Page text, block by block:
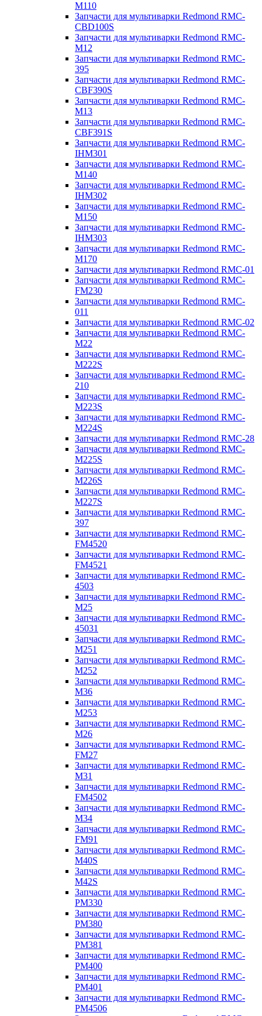
M110
Запчасти для мультиварки Redmond RMC-
CBD100S
Запчасти для мультиварки Redmond RMC-
M12
Запчасти для мультиварки Redmond RMC-
395
Запчасти для мультиварки Redmond RMC-
CBF390S
Запчасти для мультиварки Redmond RMC-
M13
Запчасти для мультиварки Redmond RMC-
CBF391S
Запчасти для мультиварки Redmond RMC-
IHM301
Запчасти для мультиварки Redmond RMC-
M140
Запчасти для мультиварки Redmond RMC-
IHM302
Запчасти для мультиварки Redmond RMC-
M150
Запчасти для мультиварки Redmond RMC-
IHM303
Запчасти для мультиварки Redmond RMC-
M170
Запчасти для мультиварки Redmond RMC-01
Запчасти для мультиварки Redmond RMC-
FM230
Запчасти для мультиварки Redmond RMC-
011
Запчасти для мультиварки Redmond RMC-02
Запчасти для мультиварки Redmond RMC-
M22
Запчасти для мультиварки Redmond RMC-
M222S
Запчасти для мультиварки Redmond RMC-
210
Запчасти для мультиварки Redmond RMC-
M223S
Запчасти для мультиварки Redmond RMC-
M224S
Запчасти для мультиварки Redmond RMC-28
Запчасти для мультиварки Redmond RMC-
M225S
Запчасти для мультиварки Redmond RMC-
M226S
Запчасти для мультиварки Redmond RMC-
M227S
Запчасти для мультиварки Redmond RMC-
397
Запчасти для мультиварки Redmond RMC-
FM4520
Запчасти для мультиварки Redmond RMC-
FM4521
Запчасти для мультиварки Redmond RMC-
4503
Запчасти для мультиварки Redmond RMC-
M25
Запчасти для мультиварки Redmond RMC-
45031
Запчасти для мультиварки Redmond RMC-
M251
Запчасти для мультиварки Redmond RMC-
M252
Запчасти для мультиварки Redmond RMC-
M36
Запчасти для мультиварки Redmond RMC-
M253
Запчасти для мультиварки Redmond RMC-
M26
Запчасти для мультиварки Redmond RMC-
FM27
Запчасти для мультиварки Redmond RMC-
M31
Запчасти для мультиварки Redmond RMC-
FM4502
Запчасти для мультиварки Redmond RMC-
M34
Запчасти для мультиварки Redmond RMC-
FM91
Запчасти для мультиварки Redmond RMC-
M40S
Запчасти для мультиварки Redmond RMC-
M42S
Запчасти для мультиварки Redmond RMC-
PM330
Запчасти для мультиварки Redmond RMC-
PM380
Запчасти для мультиварки Redmond RMC-
PM381
Запчасти для мультиварки Redmond RMC-
PM400
Запчасти для мультиварки Redmond RMC-
PM401
Запчасти для мультиварки Redmond RMC-
PM4506